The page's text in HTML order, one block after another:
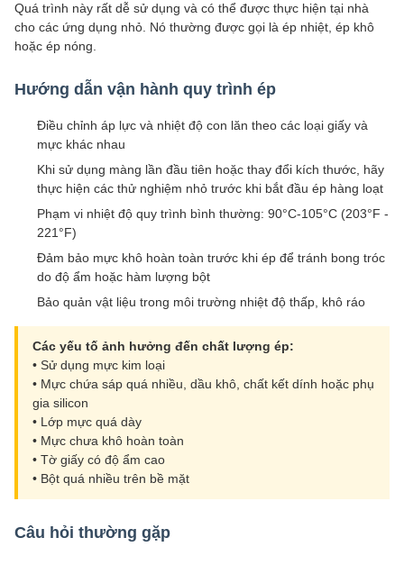
Quá trình này rất dễ sử dụng và có thể được thực hiện tại nhà
cho các ứng dụng nhỏ. Nó thường được gọi là ép nhiệt, ép khô
hoặc ép nóng.
Hướng dẫn vận hành quy trình ép
Điều chỉnh áp lực và nhiệt độ con lăn theo các loại giấy và
mực khác nhau
Khi sử dụng màng lần đầu tiên hoặc thay đổi kích thước, hãy
thực hiện các thử nghiệm nhỏ trước khi bắt đầu ép hàng loạt
Phạm vi nhiệt độ quy trình bình thường: 90°C-105°C (203°F -
221°F)
Đảm bảo mực khô hoàn toàn trước khi ép để tránh bong tróc
do độ ẩm hoặc hàm lượng bột
Bảo quản vật liệu trong môi trường nhiệt độ thấp, khô ráo
Các yếu tố ảnh hưởng đến chất lượng ép:
• Sử dụng mực kim loại
• Mực chứa sáp quá nhiều, dầu khô, chất kết dính hoặc phụ
gia silicon
• Lớp mực quá dày
• Mực chưa khô hoàn toàn
• Tờ giấy có độ ẩm cao
• Bột quá nhiều trên bề mặt
Câu hỏi thường gặp